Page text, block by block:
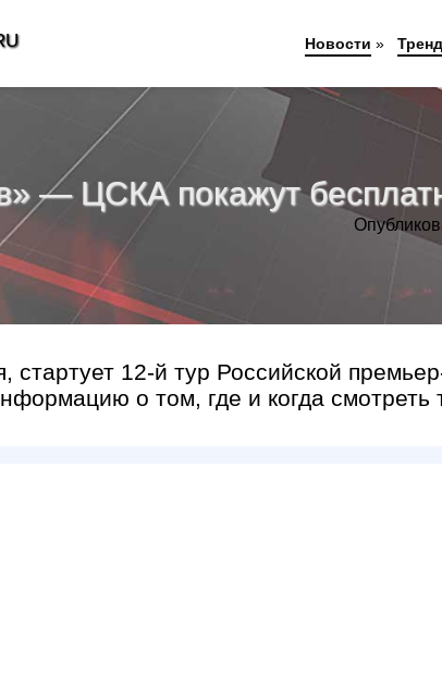
— ЦСКА покажут
стартует 12-й тур Российской
о том, где и когда смотреть
Новости »